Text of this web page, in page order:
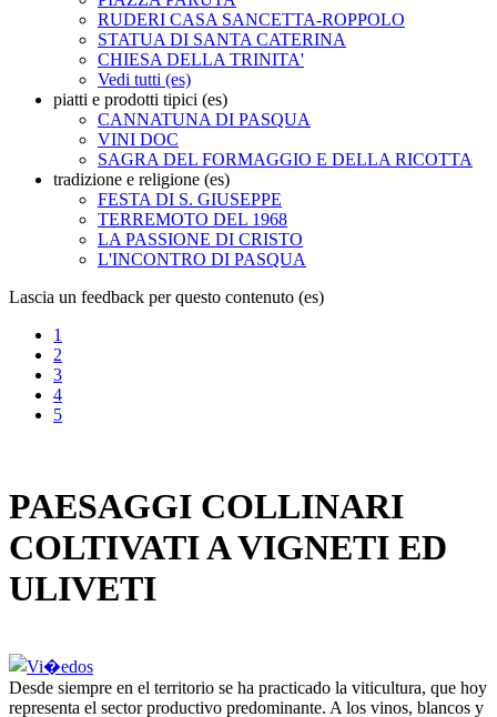
RUDERI CASA SANCETTA-ROPPOLO
STATUA DI SANTA CATERINA
CHIESA DELLA TRINITA'
Vedi tutti (es)
piatti e prodotti tipici (es)
CANNATUNA DI PASQUA
VINI DOC
SAGRA DEL FORMAGGIO E DELLA RICOTTA
tradizione e religione (es)
FESTA DI S. GIUSEPPE
TERREMOTO DEL 1968
LA PASSIONE DI CRISTO
L'INCONTRO DI PASQUA
Lascia un feedback per questo contenuto (es)
1
2
3
4
5
PAESAGGI COLLINARI
COLTIVATI A VIGNETI ED
ULIVETI
Desde siempre en el territorio se ha practicado la viticultura, que hoy
representa el sector productivo predominante. A los vinos, blancos y